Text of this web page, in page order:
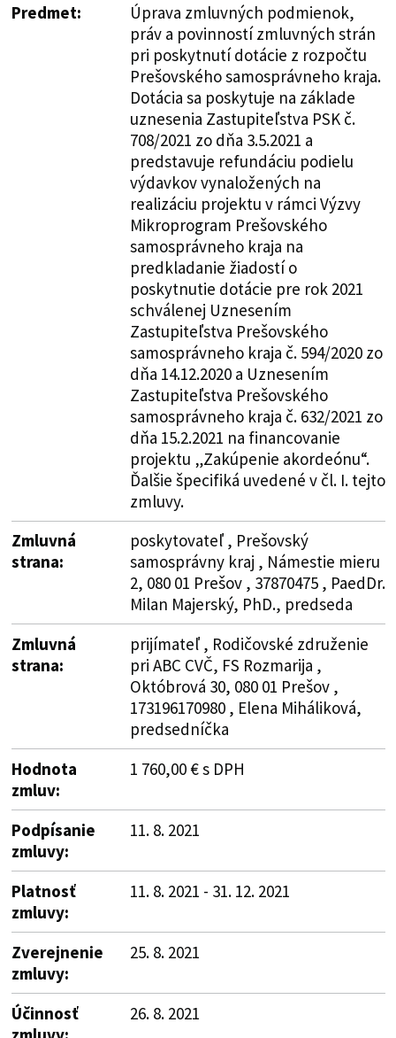
Predmet:
Úprava zmluvných podmienok,
práv a povinností zmluvných strán
pri poskytnutí dotácie z rozpočtu
Prešovského samosprávneho kraja.
Dotácia sa poskytuje na základe
uznesenia Zastupiteľstva PSK č.
708/2021 zo dňa 3.5.2021 a
predstavuje refundáciu podielu
výdavkov vynaložených na
realizáciu projektu v rámci Výzvy
Mikroprogram Prešovského
samosprávneho kraja na
predkladanie žiadostí o
poskytnutie dotácie pre rok 2021
schválenej Uznesením
Zastupiteľstva Prešovského
samosprávneho kraja č. 594/2020 zo
dňa 14.12.2020 a Uznesením
Zastupiteľstva Prešovského
samosprávneho kraja č. 632/2021 zo
dňa 15.2.2021 na financovanie
projektu „Zakúpenie akordeónu“.
Ďalšie špecifiká uvedené v čl. I. tejto
zmluvy.
Zmluvná
strana:
poskytovateľ , Prešovský
samosprávny kraj , Námestie mieru
2, 080 01 Prešov , 37870475 , PaedDr.
Milan Majerský, PhD., predseda
Zmluvná
strana:
prijímateľ , Rodičovské združenie
pri ABC CVČ, FS Rozmarija ,
Októbrová 30, 080 01 Prešov ,
173196170980 , Elena Miháliková,
predsedníčka
Hodnota
zmluv:
1 760,00 € s DPH
Podpísanie
zmluvy:
11. 8. 2021
Platnosť
zmluvy:
11. 8. 2021 - 31. 12. 2021
Zverejnenie
zmluvy:
25. 8. 2021
Účinnosť
26. 8. 2021